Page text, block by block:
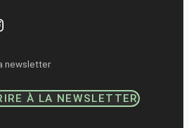
newsletter
À LA NEWSLETTER